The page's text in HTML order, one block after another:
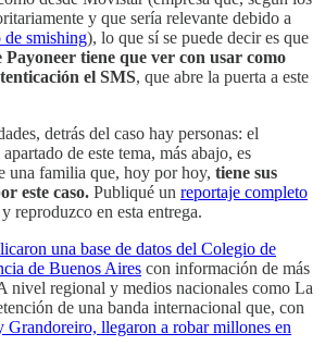
y que sería relevante debido a
de smishing), lo que sí se puede decir es que
tiene que ver con usar como
el SMS, que abre la puerta a este
detrás del caso hay personas: el
de este tema, más abajo, es
una familia que, hoy por hoy, tiene sus
este caso. Publiqué un reportaje completo
reproduzco en esta entrega.
una base de datos del Colegio de
de Buenos Aires con información de más
nivel regional y medios nacionales como La
de una banda internacional que, con
Grandoreiro, llegaron a robar millones en